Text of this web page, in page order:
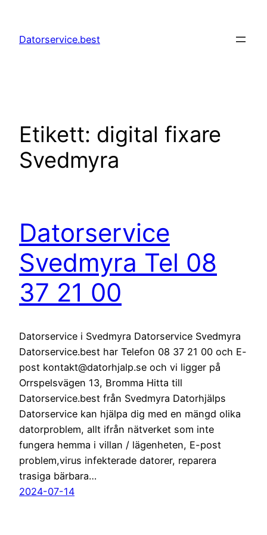
innehåll
Datorservice.best
Etikett: digital fixare
Svedmyra
Datorservice
Svedmyra Tel 08
37 21 00
Datorservice i Svedmyra Datorservice Svedmyra
Datorservice.best har Telefon 08 37 21 00 och E-
post kontakt@datorhjalp.se och vi ligger på
Orrspelsvägen 13, Bromma Hitta till
Datorservice.best från Svedmyra Datorhjälps
Datorservice kan hjälpa dig med en mängd olika
datorproblem, allt ifrån nätverket som inte
fungera hemma i villan / lägenheten, E-post
problem,virus infekterade datorer, reparera
trasiga bärbara…
2024-07-14